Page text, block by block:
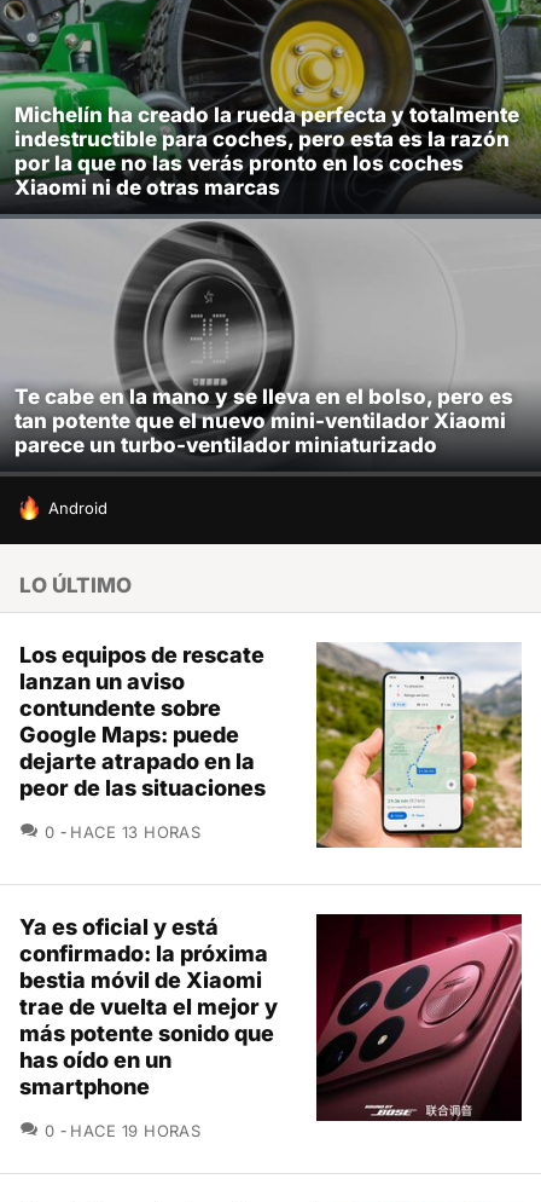
Michelín ha creado la rueda perfecta y totalmente
indestructible para coches, pero esta es la razón
por la que no las verás pronto en los coches
Xiaomi ni de otras marcas
Te cabe en la mano y se lleva en el bolso, pero es
tan potente que el nuevo mini-ventilador Xiaomi
parece un turbo-ventilador miniaturizado
HOY SE HABLA DE
Android
LO ÚLTIMO
Los equipos de rescate
lanzan un aviso
contundente sobre
Google Maps: puede
dejarte atrapado en la
peor de las situaciones
0 COMENTARIOS
HACE 13 HORAS
Ya es oficial y está
confirmado: la próxima
bestia móvil de Xiaomi
trae de vuelta el mejor y
más potente sonido que
has oído en un
smartphone
0 COMENTARIOS
HACE 19 HORAS